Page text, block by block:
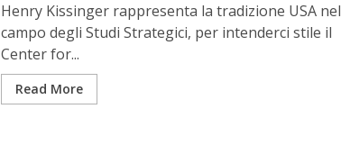
Henry Kissinger rappresenta la tradizione USA nel
campo degli Studi Strategici, per intenderci stile il
Center for...
Read More